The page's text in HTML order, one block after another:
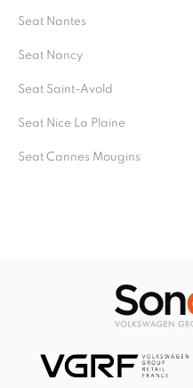
Seat Nantes
Seat Nancy
Seat Saint-Avold
Seat Nice La Plaine
Seat Cannes Mougins